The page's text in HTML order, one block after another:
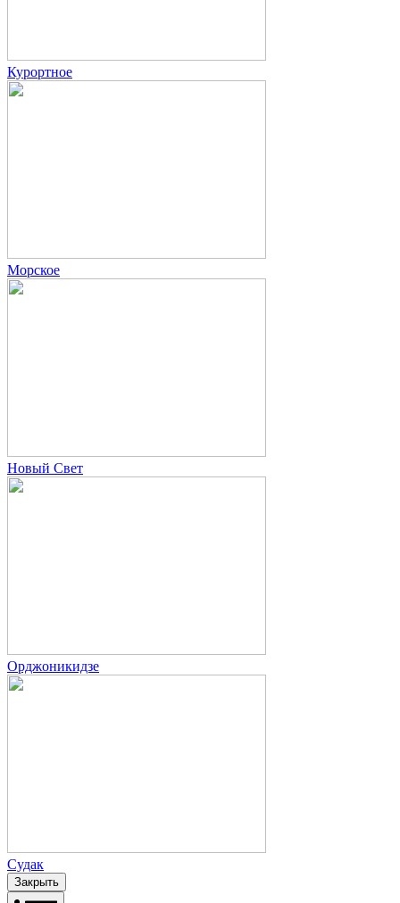
Курортное
Морское
Новый Свет
Орджоникидзе
Судак
Закрыть